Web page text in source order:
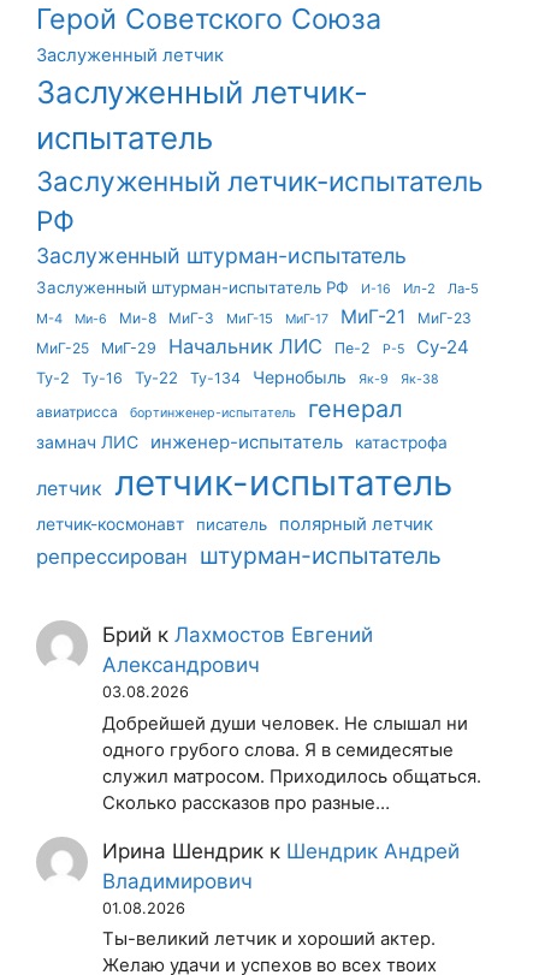
Герой Советского Союза
Заслуженный летчик
Заслуженный летчик-
испытатель
Заслуженный летчик-испытатель
РФ
Заслуженный штурман-испытатель
Заслуженный штурман-испытатель РФ И-16 Ил-2
Ла-5
М-4
Ми-6 Ми-8 МиГ-3 МиГ-15 МиГ-17 МиГ-21
МиГ-23
МиГ-25
МиГ-29 Начальник ЛИС Пе-2 Р-5 Су-24
Ту-2 Ту-16 Ту-22 Ту-134 Чернобыль Як-9 Як-38
авиатрисса бортинженер-испытатель генерал
замнач ЛИС инженер-испытатель катастрофа
летчик летчик-испытатель
летчик-космонавт писатель полярный летчик
репрессирован штурман-испытатель
Брий кЛахмостов Евгений
Александрович
03.08.2026
Добрейшей души человек. Не слышал ни
одного грубого слова. Я в семидесятые
служил матросом. Приходилось общаться.
Сколько рассказов про разные…
Ирина Шендрик к Шендрик Андрей
Владимирович
01.08.2026
Ты-великий летчик и хороший актер.
Желаю удачи и успехов во всех твоих